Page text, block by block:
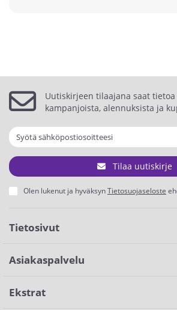
Uutiskirjeen tilaajana saat
kampanjoista, alennuksista ja
Tilaa uutiskirje
Olen lukenut ja hyväksynTietosuojaseloste
Tietosivut
Asiakaspalvelu
Ekstrat